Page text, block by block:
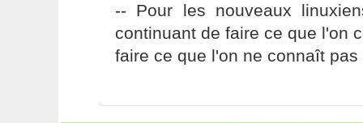
-- Pour les nouveaux
continuant de faire ce que l'on
faire ce que l'on ne connaît pas